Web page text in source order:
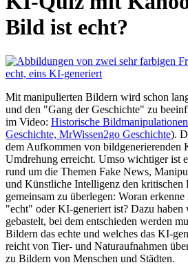
Bild ist echt?
Mit manipulierten Bildern wird schon
und den "Gang der Geschichte" zu
im Video: Historische
Geschichte, MrWissen2go Geschichte).
dem Aufkommen von bildgenerierenden
Umdrehung erreicht. Umso wichtiger ist
rund um die Themen Fake News,
und Künstliche Intelligenz den kritischen
gemeinsam zu überlegen: Woran
"echt" oder KI-generiert ist? Dazu
gebastelt, bei dem entschieden werden
Bildern das echte und welches das KI-
reicht von Tier- und Naturaufnahmen
zu Bildern von Menschen und Städten.